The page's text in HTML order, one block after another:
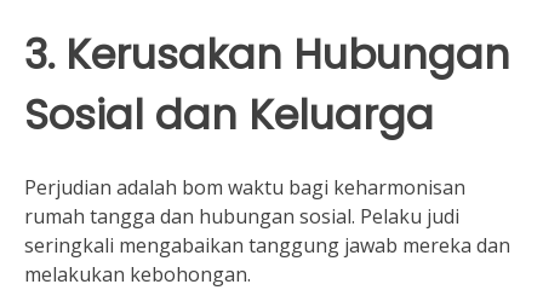
3. Kerusakan Hubungan
Sosial dan Keluarga
Perjudian adalah bom waktu bagi keharmonisan
rumah tangga dan hubungan sosial. Pelaku judi
seringkali mengabaikan tanggung jawab mereka dan
melakukan kebohongan.